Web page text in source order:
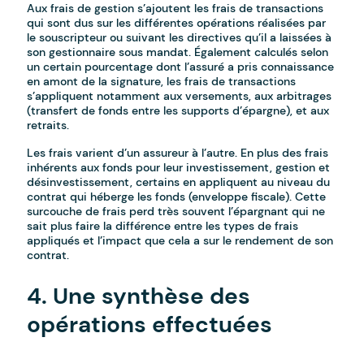
Aux frais de gestion s’ajoutent les frais de transactions
qui sont dus sur les différentes opérations réalisées par
le souscripteur ou suivant les directives qu’il a laissées à
son gestionnaire sous mandat. Également calculés selon
un certain pourcentage dont l’assuré a pris connaissance
en amont de la signature, les frais de transactions
s’appliquent notamment aux versements, aux arbitrages
(transfert de fonds entre les supports d’épargne), et aux
retraits.
Les frais varient d’un assureur à l’autre. En plus des frais
inhérents aux fonds pour leur investissement, gestion et
désinvestissement, certains en appliquent au niveau du
contrat qui héberge les fonds (enveloppe fiscale). Cette
surcouche de frais perd très souvent l’épargnant qui ne
sait plus faire la différence entre les types de frais
appliqués et l’impact que cela a sur le rendement de son
contrat.
4. Une synthèse des
opérations effectuées